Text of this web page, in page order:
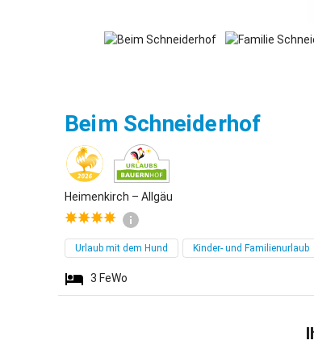
Beim Schneiderhof
Heimenkirch – Allgäu
Urlaub mit dem Hund Kinder- und Familienurlaub
3 FeWo